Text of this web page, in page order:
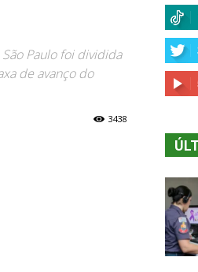
Paulo foi dividida
de avanço do
3438